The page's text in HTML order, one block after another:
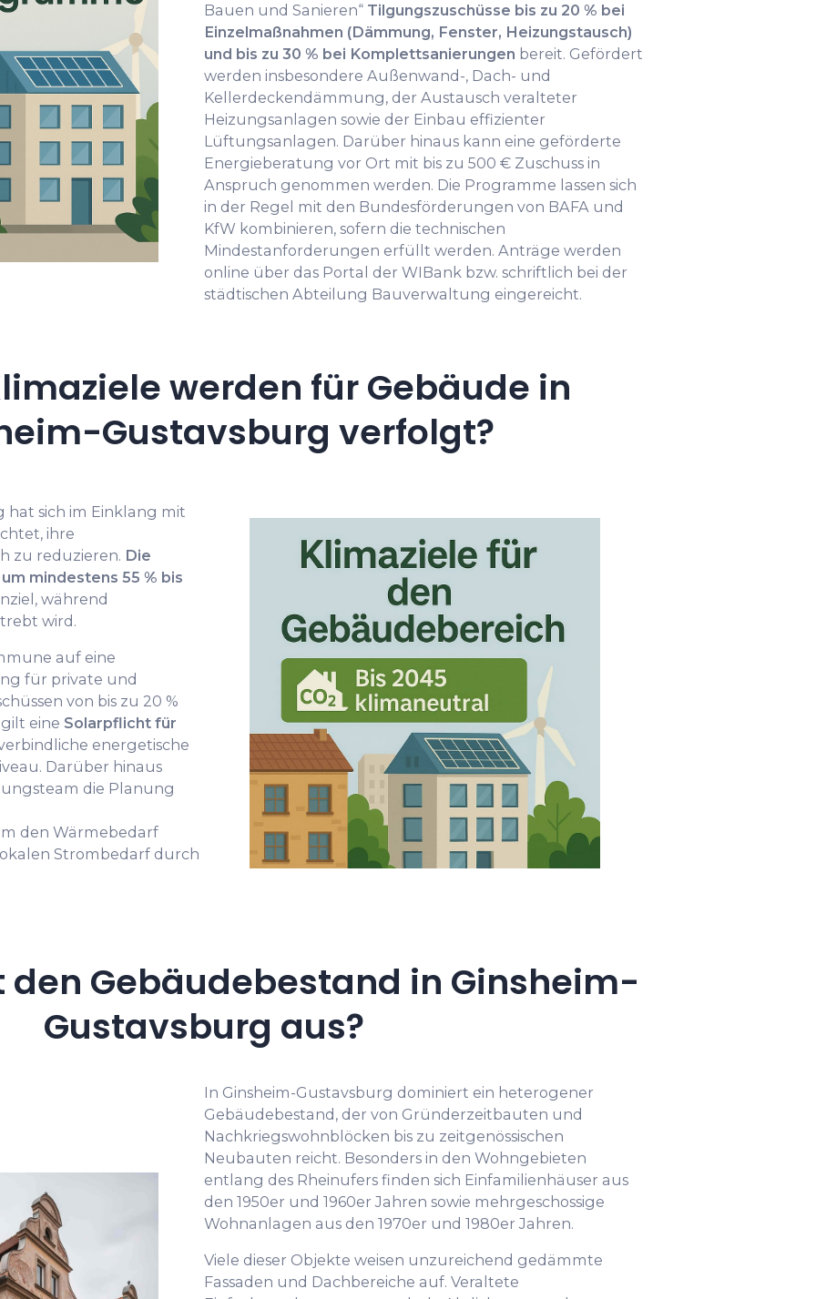
Bauen und Sanieren“ Tilgungszuschüsse bis zu 20 % bei
Einzelmaßnahmen (Dämmung, Fenster, Heizungstausch)
und bis zu 30 % bei Komplettsanierungen bereit. Gefördert
werden insbesondere Außenwand-, Dach- und
Kellerdeckendämmung, der Austausch veralteter
Heizungsanlagen sowie der Einbau effizienter
Lüftungsanlagen. Darüber hinaus kann eine geförderte
Energieberatung vor Ort mit bis zu 500 € Zuschuss in
Anspruch genommen werden. Die Programme lassen sich
in der Regel mit den Bundesförderungen von BAFA und
KfW kombinieren, sofern die technischen
Mindestanforderungen erfüllt werden. Anträge werden
online über das Portal der WIBank bzw. schriftlich bei der
städtischen Abteilung Bauverwaltung eingereicht.
werden für Gebäude in
Gustavsburg verfolgt?
hat sich im Einklang mit
ihre
zu reduzieren. Die
mindestens 55 % bis
während
wird.
auf eine
für private und
von bis zu 20 %
eine Solarpflicht für
energetische
Darüber hinaus
die Planung
den Wärmebedarf
Strombedarf durch
den Gebäudebestand in Ginsheim-
Gustavsburg aus?
In Ginsheim-Gustavsburg dominiert ein heterogener
Gebäudebestand, der von Gründerzeitbauten und
Nachkriegswohnblöcken bis zu zeitgenössischen
Neubauten reicht. Besonders in den Wohngebieten
entlang des Rheinufers finden sich Einfamilienhäuser aus
den 1950er und 1960er Jahren sowie mehrgeschossige
Wohnanlagen aus den 1970er und 1980er Jahren.
Viele dieser Objekte weisen unzureichend gedämmte
Fassaden und Dachbereiche auf. Veraltete